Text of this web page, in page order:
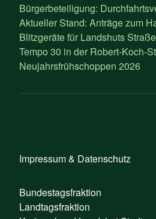
Bürgerbeteiligung:
Aktueller Stand: Anträge zum
Blitzgeräte für Landshuts
Tempo 30 in der Robert-Koch-
Neujahrsfrühschoppen 2026
Impressum & Datenschutz
Bundestagsfraktion
Landtagsfraktion